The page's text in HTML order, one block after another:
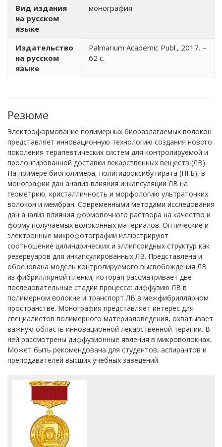
Вид издания
на русском
языке
монография
Издательство
на русском
языке
Palmarium Academic Publ., 2017. –
62 с.
Резюме
Электроформование полимерных биоразлагаемых волокон
представляет инновационную технологию создания нового
поколения терапевтических систем для контролируемой и
пролонгированной доставки лекарственных веществ (ЛВ).
На примере биополимера, полигидроксибутирата (ПГБ), в
монографии дан анализ влияния инкапсуляции ЛВ на
геометрию, кристалличность и морфологию ультратонких
волокон и мембран. Современными методами исследования
дан анализ влияния формовочного раствора на качество и
форму получаемых волоконных материалов. Оптические и
электронные микрофотографии иллюстрируют
соотношение цилиндрических и эллипсоидных структур как
резервуаров для инкапсулированных ЛВ. Представлена и
обоснована модель контролируемого высвобождения ЛВ
из фибриллярной пленки, которая рассматривает две
последовательные стадии процесса: диффузию ЛВ в
полимерном волокне и транспорт ЛВ в межфибриллярном
пространстве. Монография представляет интерес для
специалистов полимерного материаловедения, охватывает
важную область инновационной лекарственной терапии. В
ней рассмотрены диффузионные явления в микроволокнах.
Может быть рекомендована для студентов, аспирантов и
преподавателей высших учебных заведений.